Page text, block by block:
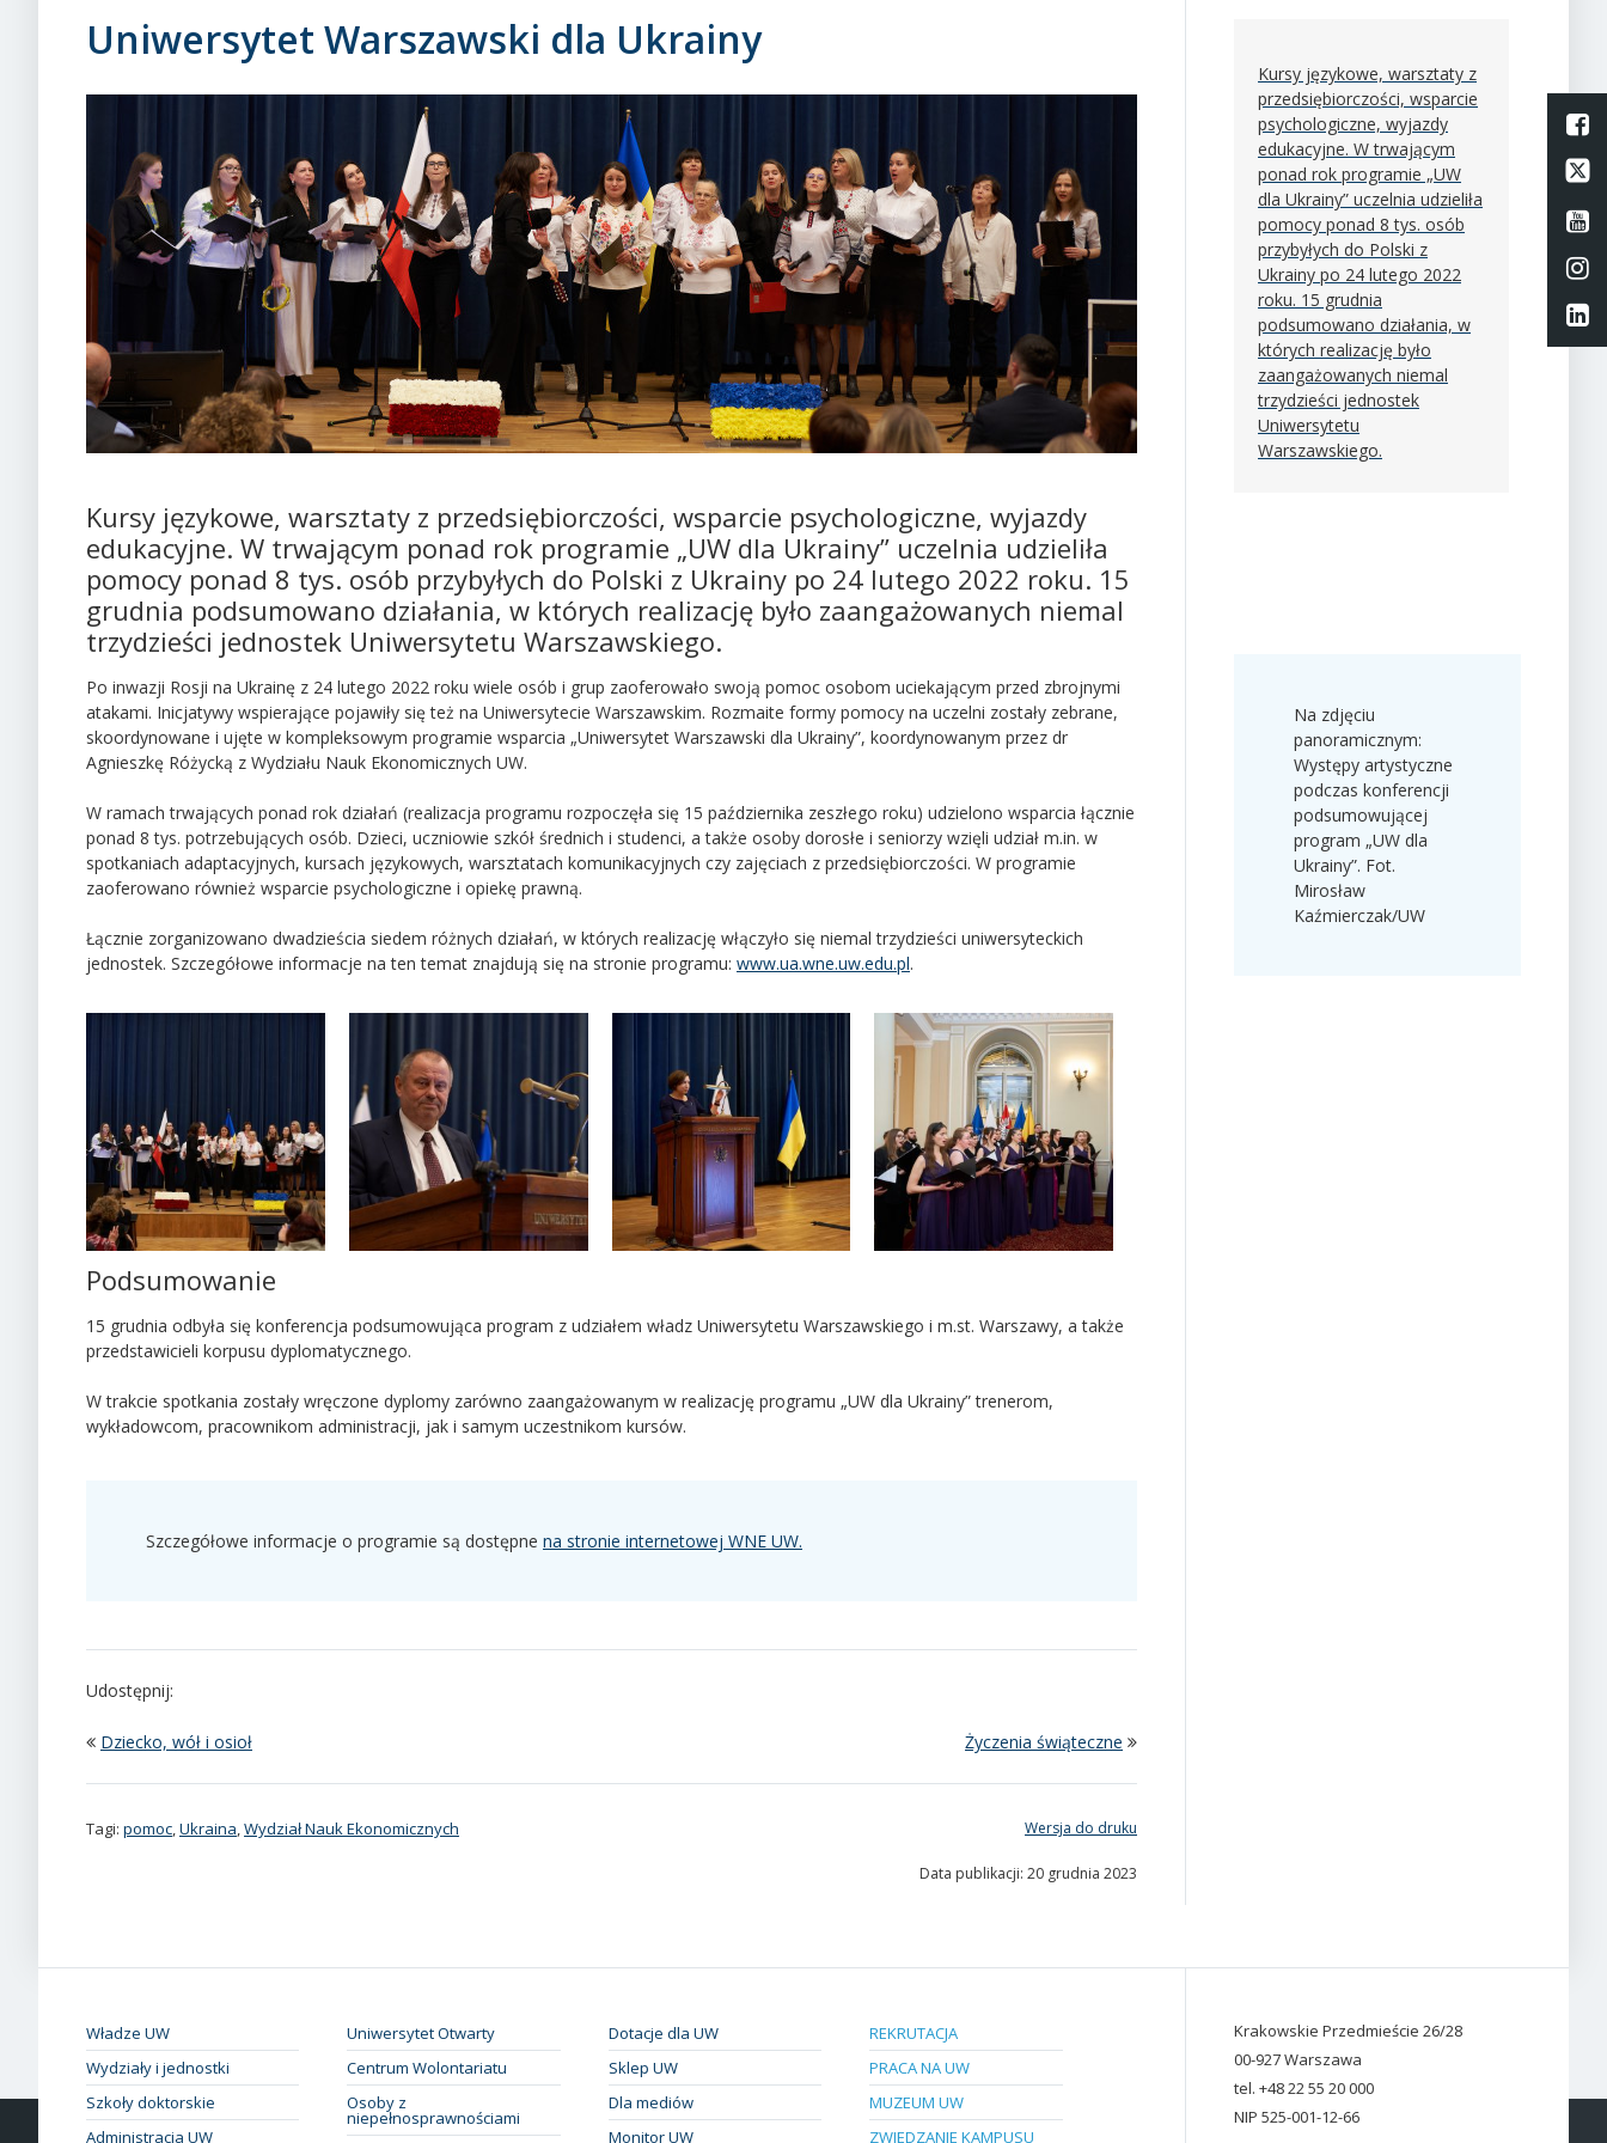
Uniwersytet Warszawski dla Ukrainy
Kursy językowe, warsztaty z przedsiębiorczości, wsparcie psychologiczne, wyjazdy
edukacyjne. W trwającym ponad rok programie „UW dla Ukrainy” uczelnia udzieliła
pomocy ponad 8 tys. osób przybyłych do Polski z Ukrainy po 24 lutego 2022 roku. 15
grudnia podsumowano działania, w których realizację było zaangażowanych niemal
trzydzieści jednostek Uniwersytetu Warszawskiego.
Po inwazji Rosji na Ukrainę z 24 lutego 2022 roku wiele osób i grup zaoferowało swoją pomoc osobom uciekającym przed zbrojnymi
atakami. Inicjatywy wspierające pojawiły się też na Uniwersytecie Warszawskim. Rozmaite formy pomocy na uczelni zostały zebrane,
skoordynowane i ujęte w kompleksowym programie wsparcia „Uniwersytet Warszawski dla Ukrainy”, koordynowanym przez dr
Agnieszkę Różycką z Wydziału Nauk Ekonomicznych UW.
W ramach trwających ponad rok działań (realizacja programu rozpoczęła się 15 października zeszłego roku) udzielono wsparcia łącznie
ponad 8 tys. potrzebujących osób. Dzieci, uczniowie szkół średnich i studenci, a także osoby dorosłe i seniorzy wzięli udział m.in. w
spotkaniach adaptacyjnych, kursach językowych, warsztatach komunikacyjnych czy zajęciach z przedsiębiorczości. W programie
zaoferowano również wsparcie psychologiczne i opiekę prawną.
Łącznie zorganizowano dwadzieścia siedem różnych działań, w których realizację włączyło się niemal trzydzieści uniwersyteckich
jednostek. Szczegółowe informacje na ten temat znajdują się na stronie programu: www.ua.wne.uw.edu.pl.
Podsumowanie
15 grudnia odbyła się konferencja podsumowująca program z udziałem władz Uniwersytetu Warszawskiego i m.st. Warszawy, a także
przedstawicieli korpusu dyplomatycznego.
W trakcie spotkania zostały wręczone dyplomy zarówno zaangażowanym w realizację programu „UW dla Ukrainy” trenerom,
wykładowcom, pracownikom administracji, jak i samym uczestnikom kursów.
Szczegółowe informacje o programie są dostępne na stronie internetowej WNE UW.
Udostępnij:
Dziecko, wół i osioł Życzenia świąteczne
Tagi: pomoc,Ukraina,Wydział Nauk Ekonomicznych Wersja do druku
Data publikacji: 20 grudnia 2023
Kursy językowe, warsztaty z
przedsiębiorczości, wsparcie
psychologiczne, wyjazdy
edukacyjne. W trwającym
ponad rok programie „UW
dla Ukrainy” uczelnia udzieliła
pomocy ponad 8 tys. osób
przybyłych do Polski z
Ukrainy po 24 lutego 2022
roku. 15 grudnia
podsumowano działania, w
których realizację było
zaangażowanych niemal
trzydzieści jednostek
Uniwersytetu
Warszawskiego.
Na zdjęciu
panoramicznym:
Występy artystyczne
podczas konferencji
podsumowującej
program „UW dla
Ukrainy”. Fot.
Mirosław
Kaźmierczak/UW
Władze UW
Wydziały i jednostki
Szkoły doktorskie
Administracja UW
Uniwersytet Otwarty
Centrum Wolontariatu
Osoby z
niepełnosprawnościami
Dotacje dla UW
Sklep UW
Dla mediów
Monitor UW
REKRUTACJA
PRACA NA UW
MUZEUM UW
ZWIEDZANIE KAMPUSU
Krakowskie Przedmieście 26/28
00-927 Warszawa
tel. +48 22 55 20 000
NIP 525-001-12-66